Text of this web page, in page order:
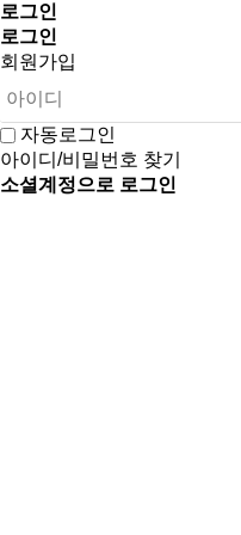
로그인
로그인
회원가입
자동로그인
아이디/비밀번호 찾기
소셜계정으로 로그인